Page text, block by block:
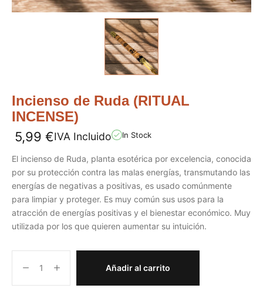
Incienso de Ruda (RITUAL
INCENSE)
5,99 €IVA Incluido In Stock
El incienso de Ruda, planta esotérica por excelencia, conocida
por su protección contra las malas energías, transmutando las
energías de negativas a positivas, es usado comúnmente
para limpiar y proteger. Es muy común sus usos para la
atracción de energías positivas y el bienestar económico. Muy
utilizada por los que quieren aumentar su intuición.
Añadir al carrito